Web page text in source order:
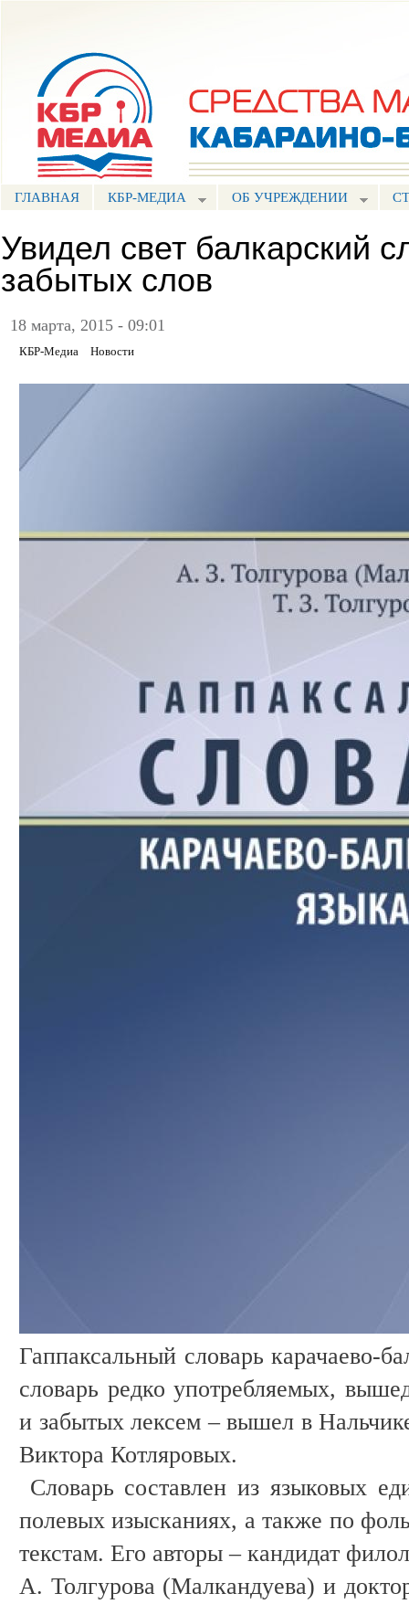
ГЛАВНАЯ КБР-МЕДИА ОБ УЧРЕЖДЕНИИ
Увидел свет балкарский
забытых слов
18 марта, 2015 - 09:01
КБР-Медиа Новости
Гаппаксальный словарь карачаево-
словарь редко употребляемых,
и забытых лексем – вышел в
Виктора Котляровых.
Словарь составлен из языковых
полевых изысканиях, а также по
текстам. Его авторы – кандидат
А. Толгурова (Малкандуева) и